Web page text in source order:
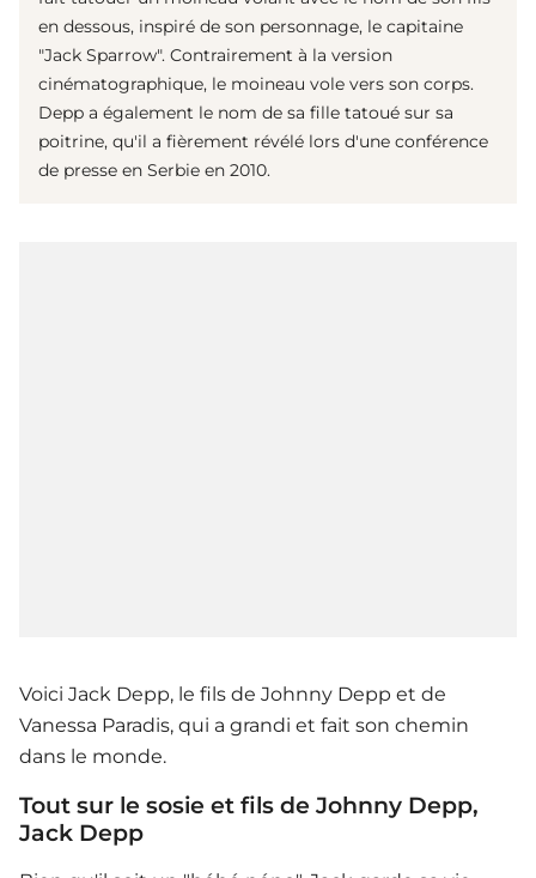
en dessous, inspiré de son personnage, le capitaine
"Jack Sparrow". Contrairement à la version
cinématographique, le moineau vole vers son corps.
Depp a également le nom de sa fille tatoué sur sa
poitrine, qu'il a fièrement révélé lors d'une conférence
de presse en Serbie en 2010.
Voici Jack Depp, le fils de Johnny Depp et de
Vanessa Paradis, qui a grandi et fait son chemin
dans le monde.
Tout sur le sosie et fils de Johnny Depp,
Jack Depp